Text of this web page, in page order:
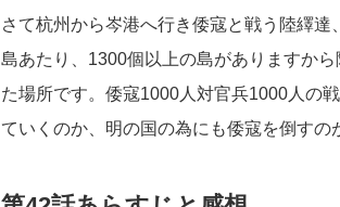
さて杭州から岑港へ行き倭寇と戦う陸繹
島あたり、1300個以上の島がありますか
た場所です。倭寇1000人対官兵1000人の
ていくのか、明の国の為にも倭寇を倒すの